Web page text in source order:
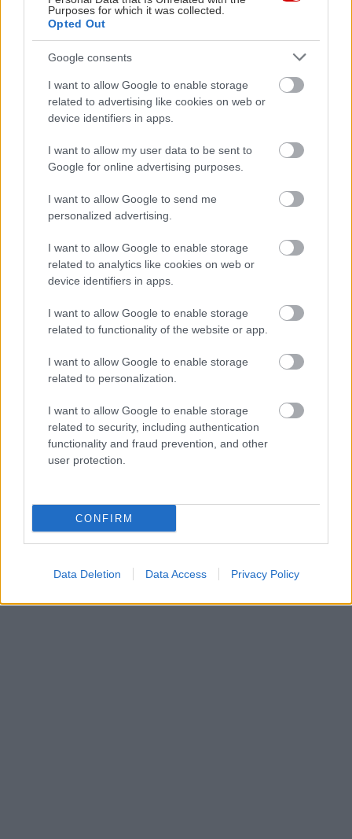
Purposes for which it was collected.
Opted Out
Google consents
I want to allow Google to enable storage
related to advertising like cookies on web or
device identifiers in apps.
I want to allow my user data to be sent to
Google for online advertising purposes.
I want to allow Google to send me
personalized advertising.
I want to allow Google to enable storage
related to analytics like cookies on web or
device identifiers in apps.
I want to allow Google to enable storage
related to functionality of the website or app.
I want to allow Google to enable storage
related to personalization.
I want to allow Google to enable storage
related to security, including authentication
functionality and fraud prevention, and other
user protection.
CONFIRM
Data Deletion Data Access Privacy Policy
Υπηρεσία Δασών τις μπλόκαρε επειδή ο γύρω
χώρος είναι δασικός. Έτσι χάσαμε τα χρήματα, τα
«Θέσαμε το θέμα στον κ. Γιώργο
μου’. Την περασμένη εβδομάδα ήρθαν άτομα της
Ξαναπήρα τηλέφωνα τους αρμόδιους και πήραμε
προθεσμία δεκαπέντε ημερών για να καταθέσουμε
ορισμένα χαρτιά. Είναι ανεγκέφαλοι. Δεν μπορείς
μετά από τριάντα χρόνια να χαρακτηρίζεις ως
παράνομο κάτι που έγινε με μελέτες και χρήματα
του ελληνικού κράτους...», προσθέτει και εκφράζει
τη γενικότερη αισιοδοξία του για τη μελλοντική
λύση του ζητήματος.
«Έχουμε ήδη έρθει σε επαφές με ακόμα πέντε
δήμους για να καταθέσουμε από κοινού τις
ενστάσεις μας και ευελπιστούμε πως κάποια λύση
θα βρεθεί», καταλήγει.
Δείτε στη Photo Gallery του άρθρου,
φωτογραφίες από την «ανοιξιάτικη» περιήγησή